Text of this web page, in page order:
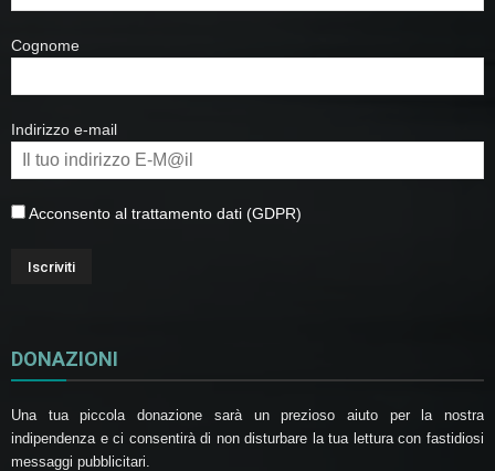
Cognome
Indirizzo e-mail
Acconsento al trattamento dati (GDPR)
DONAZIONI
Una tua piccola donazione sarà un prezioso aiuto per la nostra
indipendenza e ci consentirà di non disturbare la tua lettura con fastidiosi
messaggi pubblicitari.